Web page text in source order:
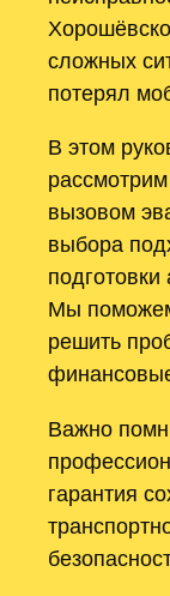
сложных
потерял
В этом
вызовом
выбора
Мы
решить
Важно
гарантия